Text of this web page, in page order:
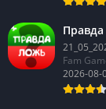
Fam
2026-08-